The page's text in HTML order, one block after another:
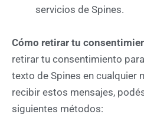
servicios de Spines.
Cómo retirar tu
retirar tu consentimiento
texto de Spines en cualquier
recibir estos mensajes,
siguientes métodos: